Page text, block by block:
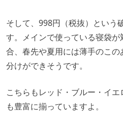
そして、998円（税抜）という
す。メインで使っている寝袋
合、春先や夏用には薄手のこ
分けができそうです。
こちらもレッド・ブルー・イ
も豊富に揃っていますよ。